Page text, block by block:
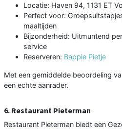
Locatie: Haven 94, 1131 ET
Perfect voor:
maaltijden
Bijzonderheid: Uitmuntend
service
Reserveren: Bappie Pietje
Met een gemiddelde beoordeling
een echte aanrader.
6. Restaurant Pieterman
Restaurant Pieterman biedt een